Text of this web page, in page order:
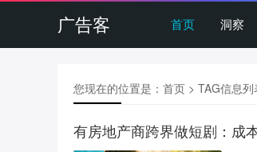
广告客 首页 洞察
您现在的位置是： 首页 > TAG信息
有房地产商跨界做短剧：成